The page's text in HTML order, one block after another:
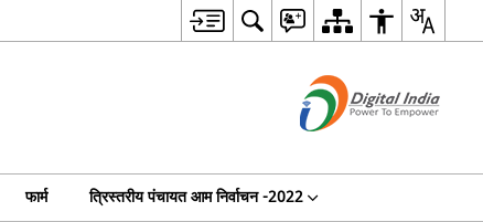
फार्म त्रिस्तरीय पंचायत आम निर्वाचन -2022